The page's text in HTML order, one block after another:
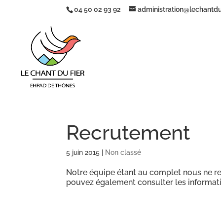
04 50 02 93 92
Recrutement
5 juin 2015 Non classé
Notre équipe étant au complet nous ne
pouvez également consulter les